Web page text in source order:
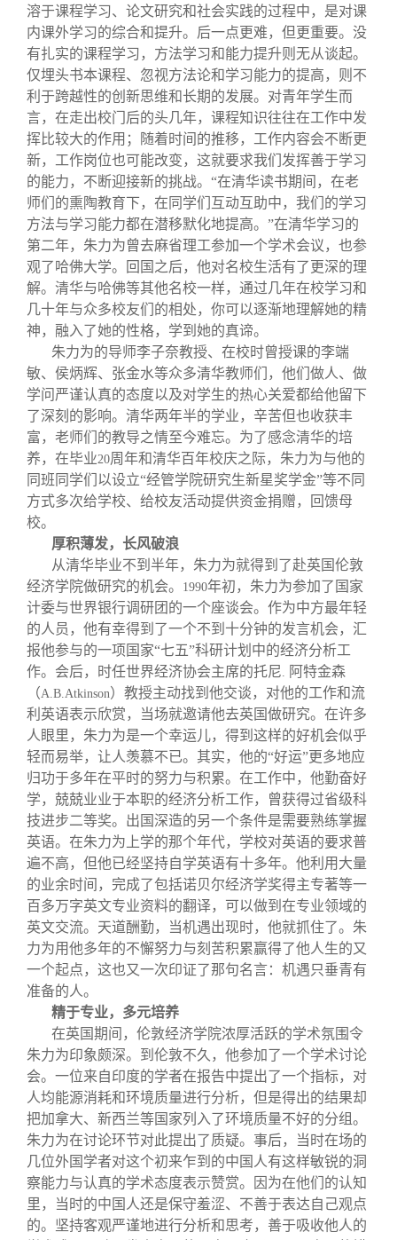
溶于课程学习、论文研究和社会实践的过程中，是对课
内课外学习的综合和提升。后一点更难，但更重要。没
有扎实的课程学习，方法学习和能力提升则无从谈起。
仅埋头书本课程、忽视方法论和学习能力的提高，则不
利于跨越性的创新思维和长期的发展。对青年学生而
言，在走出校门后的头几年，课程知识往往在工作中发
挥比较大的作用；随着时间的推移，工作内容会不断更
新，工作岗位也可能改变，这就要求我们发挥善于学习
的能力，不断迎接新的挑战。“在清华读书期间，在老
师们的熏陶教育下，在同学们互动互助中，我们的学习
方法与学习能力都在潜移默化地提高。”在清华学习的
第二年，朱力为曾去麻省理工参加一个学术会议，也参
观了哈佛大学。回国之后，他对名校生活有了更深的理
解。清华与哈佛等其他名校一样，通过几年在校学习和
几十年与众多校友们的相处，你可以逐渐地理解她的精
神，融入了她的性格，学到她的真谛。
朱力为的导师李子奈教授、在校时曾授课的李端
敏、侯炳辉、张金水等众多清华教师们，他们做人、做
学问严谨认真的态度以及对学生的热心关爱都给他留下
了深刻的影响。清华两年半的学业，辛苦但也收获丰
富，老师们的教导之情至今难忘。为了感念清华的培
养，在毕业20周年和清华百年校庆之际，朱力为与他的
同班同学们以设立“经管学院研究生新星奖学金”等不同
方式多次给学校、给校友活动提供资金捐赠，回馈母
校。
厚积薄发，长风破浪
从清华毕业不到半年，朱力为就得到了赴英国伦敦
经济学院做研究的机会。
1990年初，朱力为参加了国家
计委与世界银行调研团的一个座谈会。作为中方最年轻
的人员，他有幸得到了一个不到十分钟的发言机会，汇
报他参与的一项国家“七五”科研计划中的经济分析工
作。会后，时任世界经济协会主席的托尼
阿特金森
（A.B.Atkinson）教授主动找到他交谈，对他的工作和流
利英语表示欣赏，当场就邀请他去英国做研究。在许多
人眼里，朱力为是一个幸运儿，得到这样的好机会似乎
轻而易举，让人羡慕不已。其实，他的“好运”更多地应
归功于多年在平时的努力与积累。在工作中，他勤奋好
学，兢兢业业于本职的经济分析工作，曾获得过省级科
技进步二等奖。出国深造的另一个条件是需要熟练掌握
英语。在朱力为上学的那个年代，学校对英语的要求普
遍不高，但他已经坚持自学英语有十多年。他利用大量
的业余时间，完成了包括诺贝尔经济学奖得主专著等一
百多万字英文专业资料的翻译，可以做到在专业领域的
英文交流。天道酬勤，当机遇出现时，他就抓住了。朱
力为用他多年的不懈努力与刻苦积累赢得了他人生的又
一个起点，这也又一次印证了那句名言：机遇只垂青有
准备的人。
精于专业，多元培养
在英国期间，伦敦经济学院浓厚活跃的学术氛围令
朱力为印象颇深。到伦敦不久，他参加了一个学术讨论
会。一位来自印度的学者在报告中提出了一个指标，对
人均能源消耗和环境质量进行分析，但是得出的结果却
把加拿大、新西兰等国家列入了环境质量不好的分组。
朱力为在讨论环节对此提出了质疑。事后，当时在场的
几位外国学者对这个初来乍到的中国人有这样敏锐的洞
察能力与认真的学术态度表示赞赏。因为在他们的认知
里，当时的中国人还是保守羞涩、不善于表达自己观点
的。坚持客观严谨地进行分析和思考，善于吸收他人的